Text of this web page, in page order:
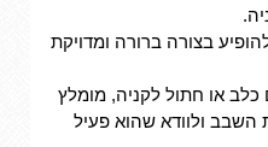
בצורה ברורה ומדויקת
או חתול לקניה, מומלץ
השבב ולוודא שהוא פעיל